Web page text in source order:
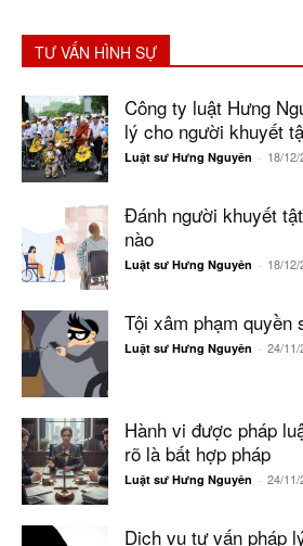
TƯ VẤN HÌNH SỰ
Công ty luật Hưng
lý cho người khuyết
Luật sư Hưng Nguyên - 18/
Đánh người khuyết
nào
Luật sư Hưng Nguyên - 18/
Tội xâm phạm quyền
Luật sư Hưng Nguyên - 24/11/
Hành vi được pháp
rõ là bất hợp pháp
Luật sư Hưng Nguyên - 24/11/
Dịch vụ tư vấn pháp